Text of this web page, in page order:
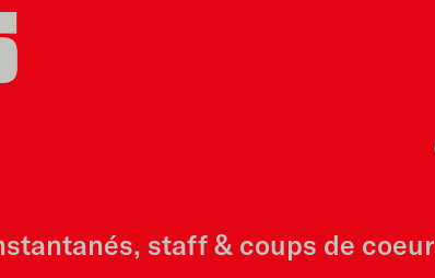
staff & coups de coeur